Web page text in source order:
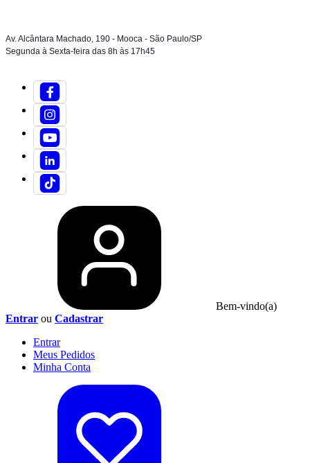
Av. Alcântara Machado, 190 - Mooca - São Paulo/SP
Segunda à Sexta-feira das 8h às 17h45
Bem-vindo(a)
Entrar ou Cadastrar
Entrar
Meus Pedidos
Minha Conta